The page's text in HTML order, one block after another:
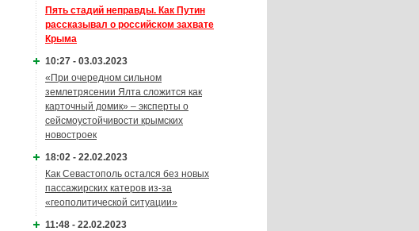
Пять стадий неправды. Как Путин
рассказывал о российском захвате
Крыма
10:27 - 03.03.2023
«При очередном сильном
землетрясении Ялта сложится как
карточный домик» – эксперты о
сейсмоустойчивости крымских
новостроек
18:02 - 22.02.2023
Как Севастополь остался без новых
пассажирских катеров из-за
«геополитической ситуации»
11:48 - 22.02.2023